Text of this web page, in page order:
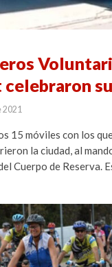
2021
15 móviles con los
la ciudad, al
Cuerpo de Reserva.